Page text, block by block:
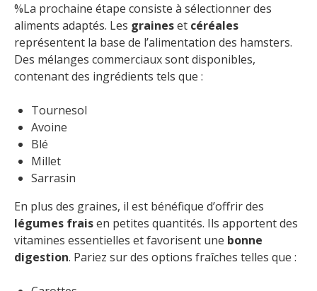
%La prochaine étape consiste à sélectionner des
aliments adaptés. Les graineset céréales
représentent la base de l’alimentation des hamsters.
Des mélanges commerciaux sont disponibles,
contenant des ingrédients tels que :
Tournesol
Avoine
Blé
Millet
Sarrasin
En plus des graines, il est bénéfique d’offrir des
légumes fraisen petites quantités. Ils apportent des
vitamines essentielles et favorisent une bonne
digestion. Pariez sur des options fraîches telles que :